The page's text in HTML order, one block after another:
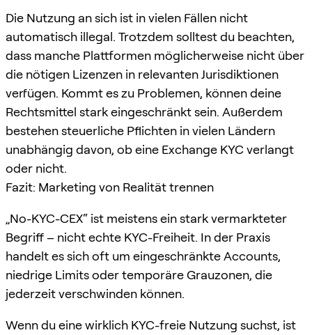
Die Nutzung an sich ist in vielen Fällen nicht
automatisch illegal. Trotzdem solltest du beachten,
dass manche Plattformen möglicherweise nicht über
die nötigen Lizenzen in relevanten Jurisdiktionen
verfügen. Kommt es zu Problemen, können deine
Rechtsmittel stark eingeschränkt sein. Außerdem
bestehen steuerliche Pflichten in vielen Ländern
unabhängig davon, ob eine Exchange KYC verlangt
oder nicht.
Fazit: Marketing von Realität trennen
„No-KYC-CEX“ ist meistens ein stark vermarkteter
Begriff – nicht echte KYC-Freiheit. In der Praxis
handelt es sich oft um eingeschränkte Accounts,
niedrige Limits oder temporäre Grauzonen, die
jederzeit verschwinden können.
Wenn du eine wirklich KYC-freie Nutzung suchst, ist